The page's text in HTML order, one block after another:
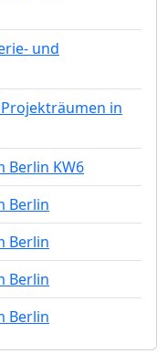
und
in
Berlin KW6
Berlin
Berlin
Berlin
Berlin